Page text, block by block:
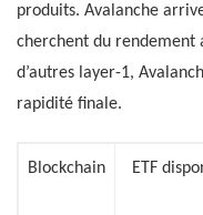
produits. Avalanche
cherchent du rendement
d’autres layer-1,
rapidité finale.
Blockchain ETF